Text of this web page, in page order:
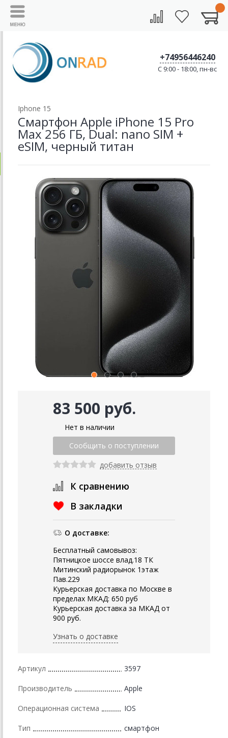
+74956446240
C 9:00 - 18:00, пн-вс
Iphone 15
Смартфон Apple iPhone 15 Pro
Max 256 ГБ, Dual: nano SIM +
eSIM, черный титан
83 500 руб.
Нет в наличии
добавить отзыв
К сравнению
В закладки
О доставке:
Бесплатный самовывоз:
Пятницкое шоссе влад.18 ТК
Митинский радиорынок 1этаж
Пав.229
Курьерская доставка по Москве в
пределах МКАД: 650 руб
Курьерская доставка за МКАД от
900 руб.
Узнать о доставке
Артикул 3597
Производитель Apple
Операционная система IOS
Тип смартфон